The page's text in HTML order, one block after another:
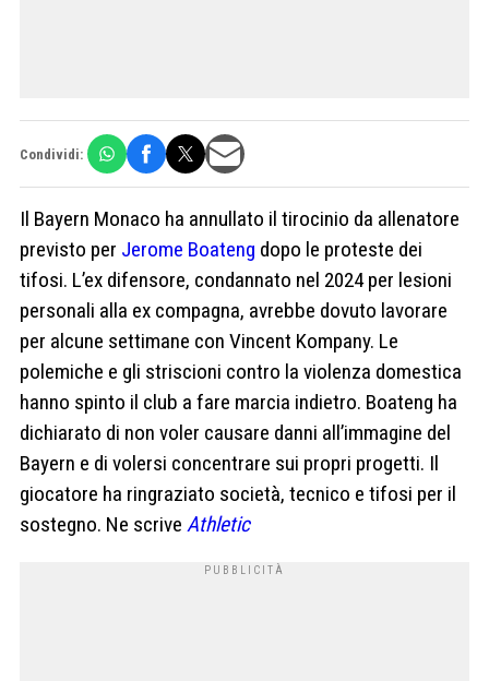
Condividi:
Il Bayern Monaco ha annullato il tirocinio da allenatore
previsto per Jerome Boateng dopo le proteste dei
tifosi. L’ex difensore, condannato nel 2024 per lesioni
personali alla ex compagna, avrebbe dovuto lavorare
per alcune settimane con Vincent Kompany. Le
polemiche e gli striscioni contro la violenza domestica
hanno spinto il club a fare marcia indietro. Boateng ha
dichiarato di non voler causare danni all’immagine del
Bayern e di volersi concentrare sui propri progetti. Il
giocatore ha ringraziato società, tecnico e tifosi per il
sostegno. Ne scrive Athletic